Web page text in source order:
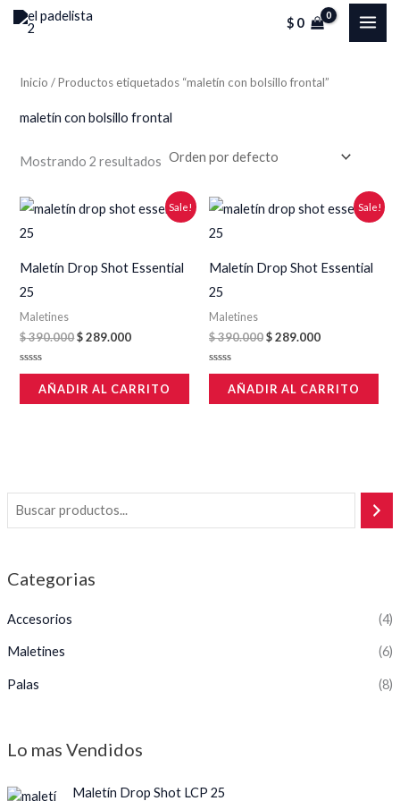
$0
Categorias
Accesorios (4)
Maletines (6)
Palas (8)
Lo mas Vendidos
Maletín Drop Shot LCP 25
Inicio / Productos etiquetados “maletín con bolsillo frontal”
maletín con bolsillo frontal
Mostrando 2 resultados
Sale!
Maletín Drop Shot Essential
25
Maletines
$390.000
Original
price
$289.000
Current
price
Valorado
de
AÑADIR AL CARRITO
Sale!
Maletín Drop Shot Essential
25
Maletines
$390.000
Original
price
$289.000
Current
price
Valorado
de
AÑADIR AL CARRITO